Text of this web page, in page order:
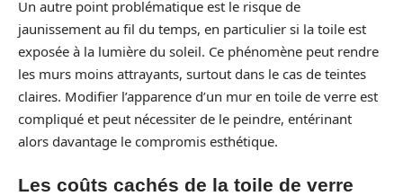
Un autre point problématique est le risque de
jaunissement au fil du temps, en particulier si la toile est
exposée à la lumière du soleil. Ce phénomène peut rendre
les murs moins attrayants, surtout dans le cas de teintes
claires. Modifier l’apparence d’un mur en toile de verre est
compliqué et peut nécessiter de le peindre, entérinant
alors davantage le compromis esthétique.
Les coûts cachés de la toile de verre